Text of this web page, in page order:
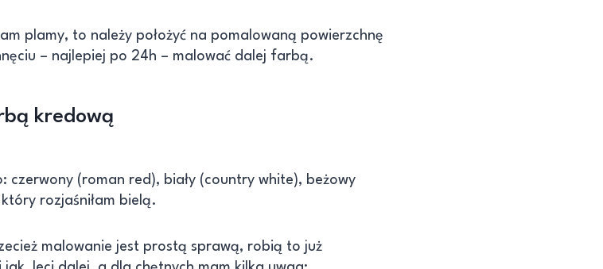
plamy, to należy położyć na pomalowaną powierzchnę
– najlepiej po 24h – malować dalej farbą.
kredową
czerwony (roman red), biały (country white), beżowy
rozjaśniłam bielą.
malowanie jest prostą sprawą, robią to już